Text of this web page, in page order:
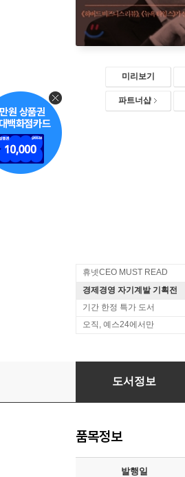
미리보기
파트너샵
휴넷CEO MUST READ
경제경영 자기계발 기획전
기간 한정 특가 도서
오직, 예스24에서만
와튼스쿨 인생 특강
도서정보
품목정보
발행일